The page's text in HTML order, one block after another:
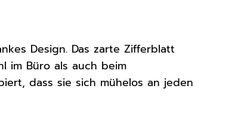
Design. Das zarte Zifferblatt
im Büro als auch beim
dass sie sich mühelos an jeden